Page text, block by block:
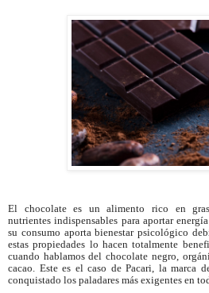
El chocolate es un alimento rico en
nutrientes indispensables para aportar
su consumo aporta bienestar psicológico
estas propiedades lo hacen totalmente
cuando hablamos del chocolate negro,
cacao. Este es el caso de Pacari, la marca
conquistado los paladares más exigentes en